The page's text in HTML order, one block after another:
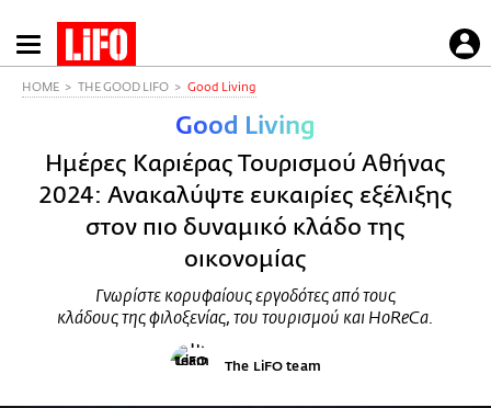
Παράκαμψη
προς
HOME THE GOOD LIFO Good Living
Good Living
Ημέρες Καριέρας Τουρισμού Αθήνας
2024: Ανακαλύψτε ευκαιρίες εξέλιξης
στον πιο δυναμικό κλάδο της
οικονομίας
Γνωρίστε κορυφαίους εργοδότες από τους
κλάδους της φιλοξενίας, του τουρισμού και HoReCa.
The LiFO team